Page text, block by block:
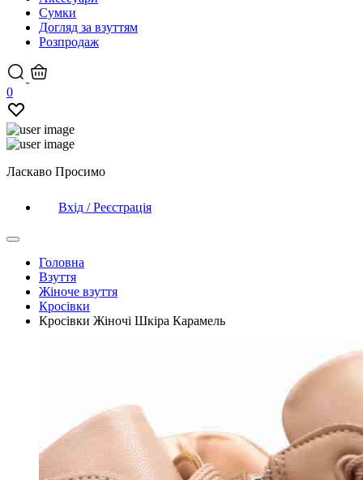
Сумки
Догляд за взуттям
Розпродаж
0
Ласкаво Просимо
Вхід / Реєстрація
Головна
Взуття
Жіноче взуття
Кросівки
Кросівки Жіночі Шкіра Карамель